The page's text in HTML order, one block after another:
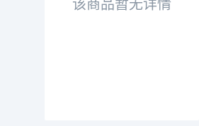
该商品暂无详情